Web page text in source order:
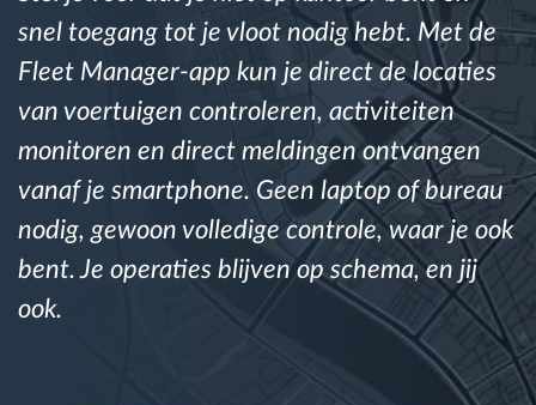
Routeplanning en -monitoring
Automatische bestuurdersidentificatie
Ontdek alle functies
Hoe we de noden van elke vlootactiviteit
snel toegang tot je vloot nodig hebt. Met de
Fleet Manager-app kun je direct de locaties
van voertuigen controleren, activiteiten
monitoren en direct meldingen ontvangen
vanaf je smartphone. Geen laptop of bureau
nodig, gewoon volledige controle, waar je ook
bent. Je operaties blijven op schema, en jij
ook.